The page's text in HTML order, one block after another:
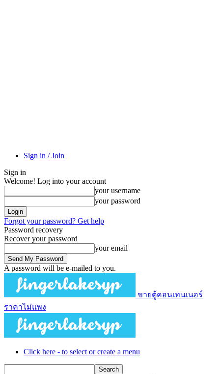
Sign in / Join
Sign in
Welcome! Log into your account
your username
your password
Forgot your password? Get help
Password recovery
Recover your password
your email
A password will be e-mailed to you.
ขายตู้คอนเทนเนอร์
ราคาไม่แพง
Click here - to select or create a menu